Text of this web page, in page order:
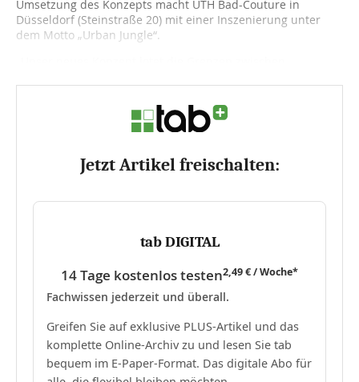
Umsetzung des Konzepts macht UTH Bad-Couture in
Düsseldorf (Steinstraße 20) mit einer Inszenierung unter
dem Motto „Urban Jungle“.
Jetzt Artikel freischalten:
tab DIGITAL
14 Tage kostenlos testen2,49 € / Woche*
Fachwissen jederzeit und überall.
Greifen Sie auf exklusive PLUS-Artikel und das
komplette Online-Archiv zu und lesen Sie tab
bequem im E-Paper-Format. Das digitale Abo für